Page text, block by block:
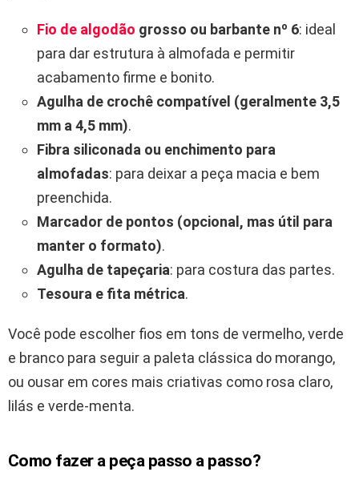
Fio de algodão grosso ou barbante nº 6: ideal
para dar estrutura à almofada e permitir
acabamento firme e bonito.
Agulha de crochê compatível (geralmente 3,5
mm a 4,5 mm).
Fibra siliconada ou enchimento para
almofadas: para deixar a peça macia e bem
preenchida.
Marcador de pontos (opcional, mas útil para
manter o formato).
Agulha de tapeçaria: para costura das partes.
Tesoura e fita métrica.
Você pode escolher fios em tons de vermelho, verde
e branco para seguir a paleta clássica do morango,
ou ousar em cores mais criativas como rosa claro,
lilás e verde-menta.
Como fazer a peça passo a passo?